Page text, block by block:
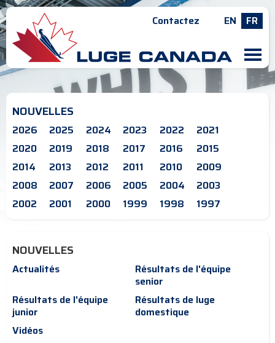
Contactez EN FR
M
NOUVELLES
2026 2025 2024 2023 2022
2021
2020
2019 2018 2017 2016
2015
2014
2013 2012 2011 2010
2009
2008
2007 2006 2005 2004
2003
2002
2001 2000 1999 1998 1997
NOUVELLES
Actualités
Résultats de l'équipe
senior
Résultats de l'équipe
junior
Résultats de luge
domestique
Vidéos